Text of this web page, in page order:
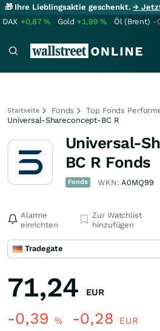
🎁 Ihre Lieblingsaktie geschenkt.→
DAX +0,87% Gold +1,99% Öl (Brent) -
Startseite Fonds
Top Fonds
Universal-Shareconcept-BC R
Universal-
BC R Fonds
Fonds WKN:A0MQ99
Alarme
einrichten
Zur Watchlist
hinzufügen
Tradegate
71,24 EUR
-0,39 % -0,28 EUR